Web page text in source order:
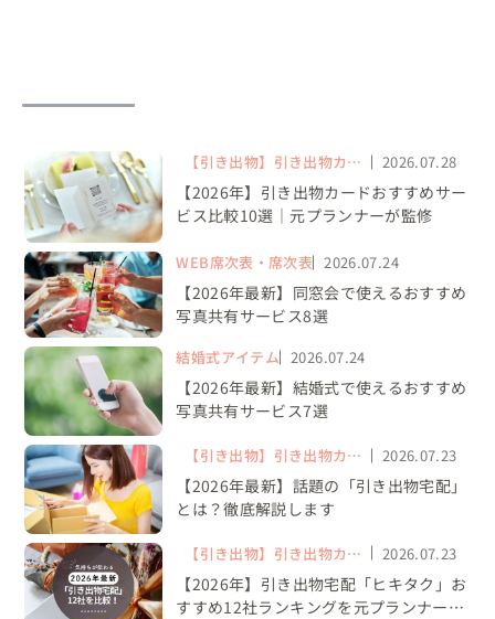
【引き出物】引き出物カー
ド・WEB引き出物
2026.07.28
【2026年】引き出物カードおすすめサー
ビス比較10選｜元プランナーが監修
WEB席次表・席次表 2026.07.24
【2026年最新】同窓会で使えるおすすめ
写真共有サービス8選
結婚式アイテム 2026.07.24
【2026年最新】結婚式で使えるおすすめ
写真共有サービス7選
【引き出物】引き出物カー
ド・WEB引き出物
2026.07.23
【2026年最新】話題の「引き出物宅配」
とは？徹底解説します
【引き出物】引き出物カー
ド・WEB引き出物
2026.07.23
【2026年】引き出物宅配「ヒキタク」お
すすめ12社ランキングを元プランナーが